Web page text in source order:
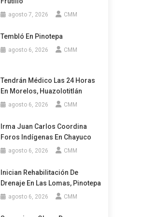
agosto 7, 2026 CMM
Tembló En Pinotepa
agosto 6, 2026 CMM
Tendrán Médico Las 24 Horas
En Morelos, Huazolotitlán
agosto 6, 2026 CMM
Irma Juan Carlos Coordina
Foros Indígenas En Chayuco
agosto 6, 2026 CMM
Inician Rehabilitación De
Drenaje En Las Lomas, Pinotepa
agosto 6, 2026 CMM